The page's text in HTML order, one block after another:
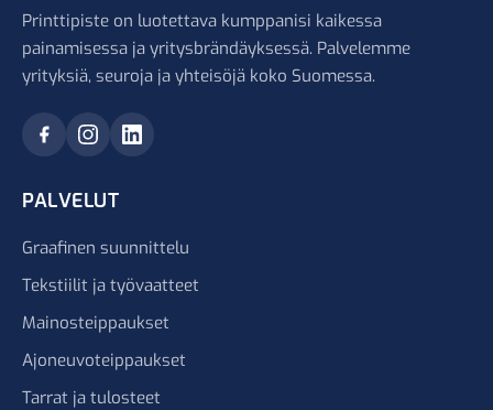
Printtipiste on luotettava kumppanisi kaikessa
painamisessa ja yritysbrändäyksessä. Palvelemme
yrityksiä, seuroja ja yhteisöjä koko Suomessa.
PALVELUT
Graafinen suunnittelu
Tekstiilit ja työvaatteet
Mainosteippaukset
Ajoneuvoteippaukset
Tarrat ja tulosteet